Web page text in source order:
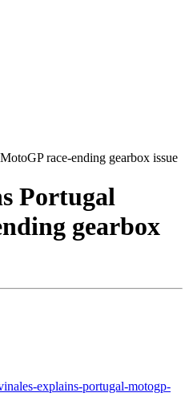
race-ending gearbox issue
Portugal
gearbox
explains-portugal-motogp-